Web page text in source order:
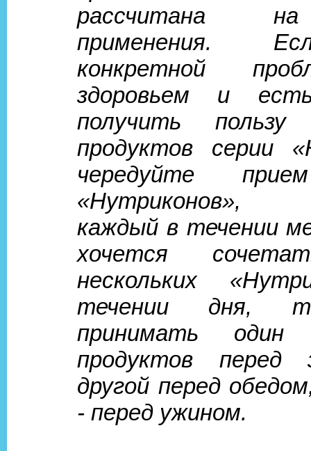
рассчитана
применения.
конкретной
здоровьем и
получить
продуктов серии
чередуйте
«Нутриконов»,
каждый в течении
хочется
нескольких
течении дня,
принимать
продуктов перед
другой перед
- перед ужином.